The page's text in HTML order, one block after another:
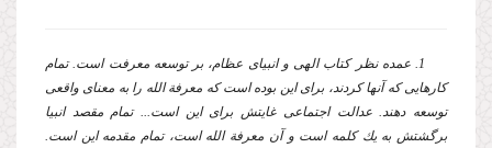
1. عمده نظر كتاب الهى و انبیاى عظام، بر توسعه معرفت است. تمام
كارهایى كه آنها كردند، براى این بوده است كه معرفة الله را به معناى واقعى
توسعه دهند. عدالت اجتماعى غایتش براى این است... تمام مقصد انبیا
برگشتش به یك كلمه است و آن معرفة الله است، تمام مقدمه این است.